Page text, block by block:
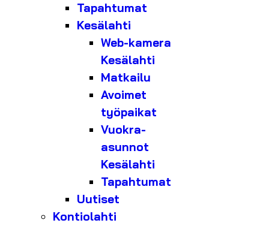
Tapahtumat
Kesälahti
Web-kamera
Kesälahti
Matkailu
Avoimet
työpaikat
Vuokra-
asunnot
Kesälahti
Tapahtumat
Uutiset
Kontiolahti